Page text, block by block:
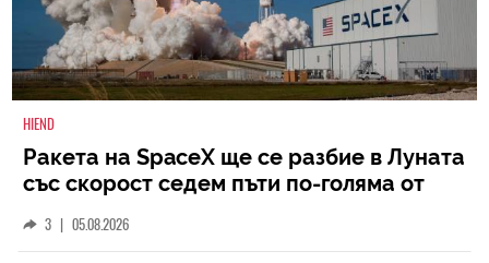
HIEND
Ракета на SpaceX ще се разбие в Луната
със скорост седем пъти по-голяма от
3 | 05.08.2026